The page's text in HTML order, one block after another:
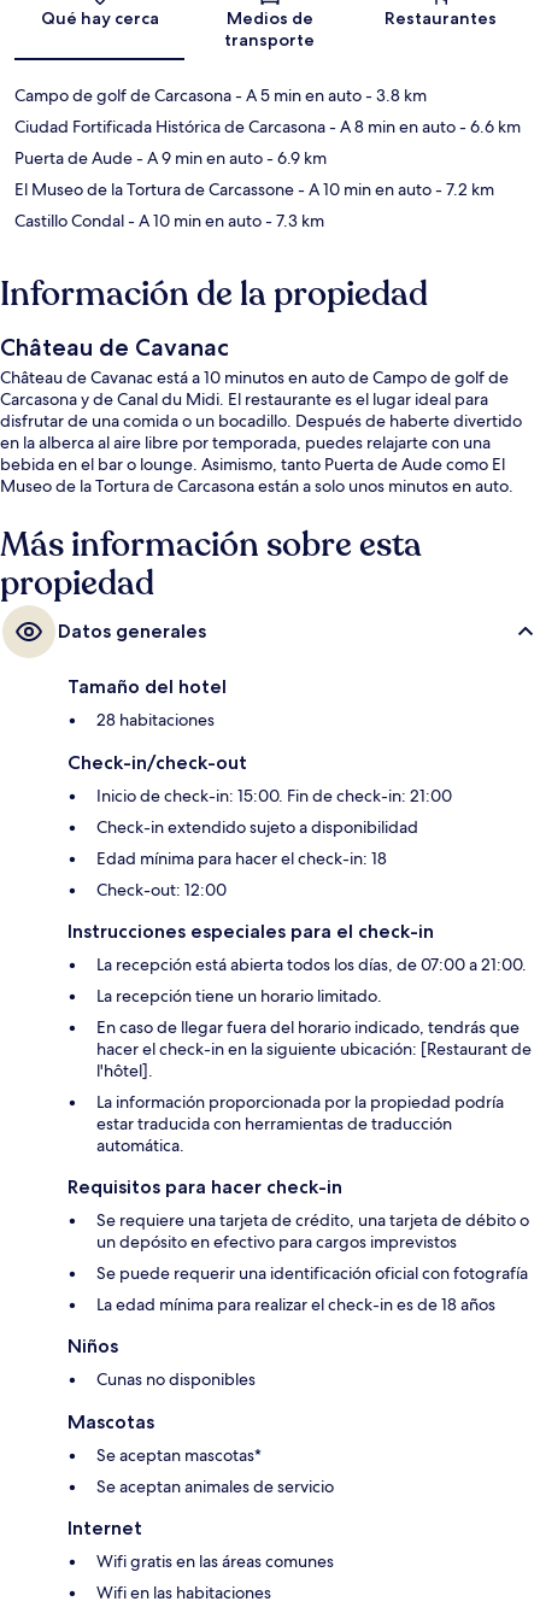
Qué hay cerca
Medios de
transporte
Restaurantes
Campo de golf de Carcasona- A 5 min en auto- 3.8 km
Ciudad Fortificada Histórica de Carcasona- A 8 min en auto- 6.6 km
Puerta de Aude- A 9 min en auto- 6.9 km
El Museo de la Tortura de Carcassone- A 10 min en auto- 7.2 km
Castillo Condal- A 10 min en auto- 7.3 km
Información de la propiedad
Château de Cavanac
Château de Cavanac está a 10 minutos en auto de Campo de golf de
Carcasona y de Canal du Midi. El restaurante es el lugar ideal para
disfrutar de una comida o un bocadillo. Después de haberte divertido
en la alberca al aire libre por temporada, puedes relajarte con una
bebida en el bar o lounge. Asimismo, tanto Puerta de Aude como El
Museo de la Tortura de Carcasona están a solo unos minutos en auto.
Más información sobre esta
propiedad
Datos generales
Tamaño del hotel
28 habitaciones
Check-in/check-out
Inicio de check-in: 15:00. Fin de check-in: 21:00
Check-in extendido sujeto a disponibilidad
Edad mínima para hacer el check-in: 18
Check-out: 12:00
Instrucciones especiales para el check-in
La recepción está abierta todos los días, de 07:00 a 21:00.
La recepción tiene un horario limitado.
En caso de llegar fuera del horario indicado, tendrás que
hacer el check-in en la siguiente ubicación: [Restaurant de
l'hôtel].
La información proporcionada por la propiedad podría
estar traducida con herramientas de traducción
automática.
Requisitos para hacer check-in
Se requiere una tarjeta de crédito, una tarjeta de débito o
un depósito en efectivo para cargos imprevistos
Se puede requerir una identificación oficial con fotografía
La edad mínima para realizar el check-in es de 18 años
Niños
Cunas no disponibles
Mascotas
Se aceptan mascotas*
Se aceptan animales de servicio
Internet
Wifi gratis en las áreas comunes
Wifi en las habitaciones